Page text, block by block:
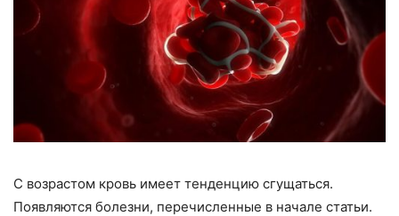
С возрастом кровь имеет тенденцию сгущаться.
Появляются болезни, перечисленные в начале статьи.